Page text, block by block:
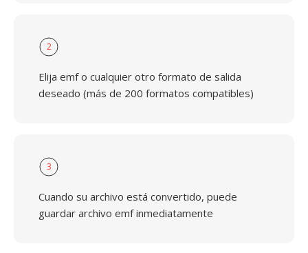
2
Elija emf o cualquier otro formato de salida
deseado (más de 200 formatos compatibles)
3
Cuando su archivo está convertido, puede
guardar archivo emf inmediatamente